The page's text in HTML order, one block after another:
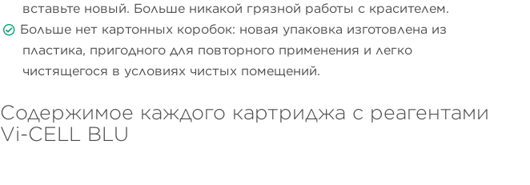
вставьте новый. Больше никакой грязной работы с красителем.
Больше нет картонных коробок: новая упаковка изготовлена из
пластика, пригодного для повторного применения и легко
чистящегося в условиях чистых помещений.
Содержимое каждого картриджа с реагентами
Vi-CELL BLU